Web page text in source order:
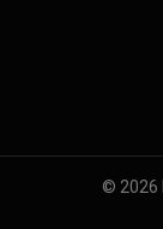
© 2026